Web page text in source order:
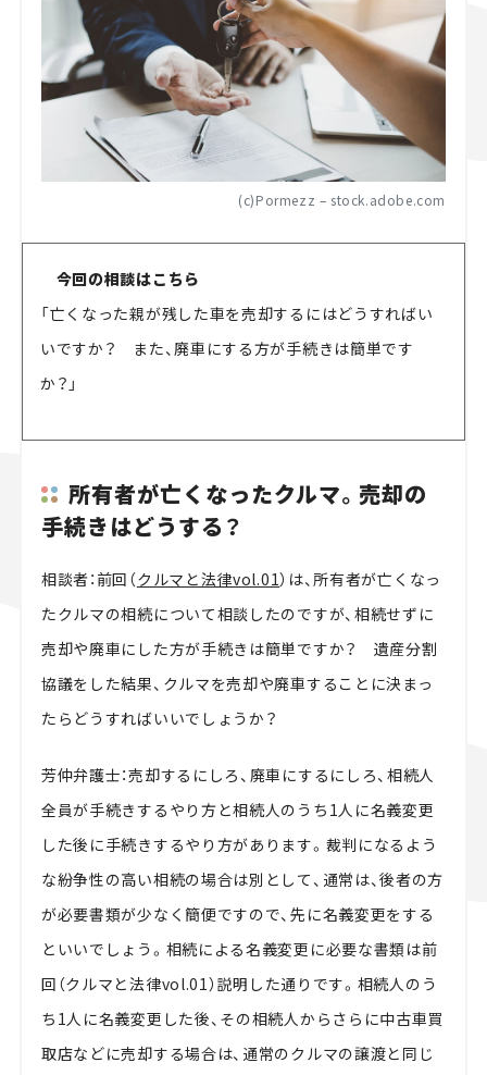
(c)Pormezz – stock.adobe.com
今回の相談はこちら
「亡くなった親が残した車を売却するにはどうすればい
いですか？ また、廃車にする方が手続きは簡単です
か？」
所有者が亡くなったクルマ。売却の
手続きはどうする？
相談者：前回（クルマと法律vol.01）は、所有者が亡くなっ
たクルマの相続について相談したのですが、相続せずに
売却や廃車にした方が手続きは簡単ですか？ 遺産分割
協議をした結果、クルマを売却や廃車することに決まっ
たらどうすればいいでしょうか？
芳仲弁護士：売却するにしろ、廃車にするにしろ、相続人
全員が手続きするやり方と相続人のうち1人に名義変更
した後に手続きするやり方があります。裁判になるよう
な紛争性の高い相続の場合は別として、通常は、後者の方
が必要書類が少なく簡便ですので、先に名義変更をする
といいでしょう。相続による名義変更に必要な書類は前
回（クルマと法律vol.01）説明した通りです。相続人のう
ち1人に名義変更した後、その相続人からさらに中古車買
取店などに売却する場合は、通常のクルマの譲渡と同じ